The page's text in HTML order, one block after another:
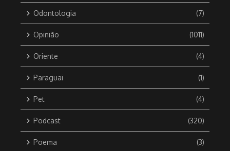
Odontologia (7)
Opinião (1011)
Oriente (4)
Paraguai (1)
Pet (4)
Podcast (320)
Poema (3)